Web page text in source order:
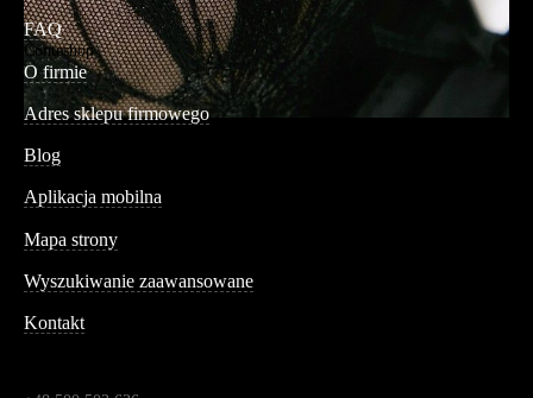
FAQ
Conteshop
O firmie
Adres sklepu firmowego
Blog
Aplikacja mobilna
Mapa strony
Wyszukiwanie zaawansowane
Kontakt